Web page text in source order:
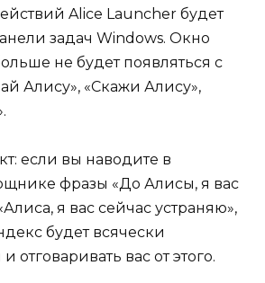
Alice Launcher будет
задач Windows. Окно
не будет появляться с
Алису», «Скажи Алису»,
если вы наводите в
фразы «До Алисы, я вас
я вас сейчас устраняю»,
будет всячески
отговаривать вас от этого.